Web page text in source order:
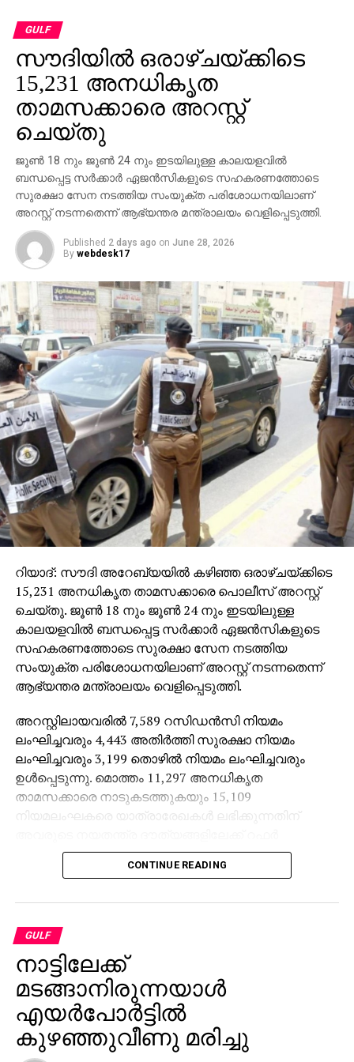
ജുമാ സാലം ബിന്‍ സുവൈദാന്‍ അഭ്യര്‍ത്ഥിച്ചു.
റോഡ് ഉപയോക്താക്കളുടെ ജീവന്‍
സംരക്ഷിക്കുന്നതിനായി കാലഹരണപ്പെട്ട ടയറുകളുള്ള
വാഹനങ്ങളില്‍ ശ്രദ്ധ കേന്ദ്രീകരിക്കുന്നുണ്ടെന്നും
അദ്ദേഹം പറഞ്ഞു.
ഈ വര്‍ഷം ആദ്യ അഞ്ച് മാസങ്ങളില്‍ ദുബൈ
പോലീസ് 3,589 വാഹന പാര്‍ട്സ് സുരക്ഷാ
ലംഘനങ്ങള്‍ രേഖപ്പെടുത്തിയതായി ജുമാ ബിന്‍
സുവൈദാന്‍ പറഞ്ഞു. സുരക്ഷാ ആവശ്യകതകള്‍
പാലിക്കാതെ വാഹനം ഓടിച്ചതിന് 1,737 ലംഘനങ്ങളും,
റോഡിന് അനുയോജ്യമല്ലാത്ത വാഹനം ഓടിച്ചതിന്
1,026 ലംഘനങ്ങളും, കാലാവധി കഴിഞ്ഞ ടയറുകള്‍
ഉപയോഗിച്ച് വാഹനമോടിച്ചതിന് 826 ലംഘനങ്ങളും
ഇതില്‍ ഉള്‍പ്പെടുന്നതായി അദ്ദേഹം പറഞ്ഞു.
GULF
സൗദിയില്‍ ഒരാഴ്ചയ്ക്കിടെ
15,231 അനധികൃത
താമസക്കാരെ അറസ്റ്റ്
ചെയ്തു
ജൂണ്‍ 18 നും ജൂണ്‍ 24 നും ഇടയിലുള്ള കാലയളവില്‍
ബന്ധപ്പെട്ട സര്‍ക്കാര്‍ ഏജന്‍സികളുടെ സഹകരണത്തോടെ
സുരക്ഷാ സേന നടത്തിയ സംയുക്ത പരിശോധനയിലാണ്
അറസ്റ്റ് നടന്നതെന്ന് ആഭ്യന്തര മന്ത്രാലയം വെളിപ്പെടുത്തി.
Published 2 days ago on June 28, 2026
By webdesk17
റിയാദ്: സൗദി അറേബ്യയില്‍ കഴിഞ്ഞ ഒരാഴ്ചയ്ക്കിടെ
15,231 അനധികൃത താമസക്കാരെ പൊലീസ് അറസ്റ്റ്
ചെയ്തു. ജൂണ്‍ 18 നും ജൂണ്‍ 24 നും ഇടയിലുള്ള
കാലയളവില്‍ ബന്ധപ്പെട്ട സര്‍ക്കാര്‍ ഏജന്‍സികളുടെ
സഹകരണത്തോടെ സുരക്ഷാ സേന നടത്തിയ
സംയുക്ത പരിശോധനയിലാണ് അറസ്റ്റ് നടന്നതെന്ന്
ആഭ്യന്തര മന്ത്രാലയം വെളിപ്പെടുത്തി.
അറസ്റ്റിലായവരില്‍ 7,589 റസിഡന്‍സി നിയമം
ലംഘിച്ചവരും 4,443 അതിര്‍ത്തി സുരക്ഷാ നിയമം
ലംഘിച്ചവരും 3,199 തൊഴില്‍ നിയമം ലംഘിച്ചവരും
ഉള്‍പ്പെടുന്നു. മൊത്തം 11,297 അനധികൃത
താമസക്കാരെ നാടുകടത്തുകയും 15,109
നിയമലംഘകരെ യാത്രാരേഖകള്‍ ലഭിക്കുന്നതിന്
ചെയ്യുകയും ചെയ്തു. 3,618 നിയമലംഘകരെ
അവരുടെ യാത്രാ റിസര്‍വേഷന്‍ പൂര്‍ത്തിയാക്കാന്‍
രാജ്യത്തേക്ക് അതിര്‍ത്തി കടക്കാന്‍ ശ്രമിക്കുന്നതിനിടെ
1,763 പിടികൂടി.
ഇവരില്‍ 44 ശതമാനം യെമന്‍ പൗരന്മാരും 55 ശതമാനം
എത്യോപ്യന്‍ പൗരന്മാരും ഒരു ശതമാനം മറ്റ്
രാജ്യങ്ങളില്‍ നിന്നുള്ളവരുമാണ്.
അനധികൃതമായി രാജ്യം വിടാന്‍ ശ്രമിച്ച 53 പേരെ
അറസ്റ്റ് ചെയ്തു. നിയമലംഘകര്‍ക്ക്
യാത്രാസൗകര്യവും പാര്‍പ്പിടവും ജോലിയും നല്‍കിയ
CONTINUE READING
GULF
നാട്ടിലേക്ക്
മടങ്ങാനിരുന്നയാൾ
എയർപോർട്ടിൽ
കുഴഞ്ഞുവീണു മരിച്ചു